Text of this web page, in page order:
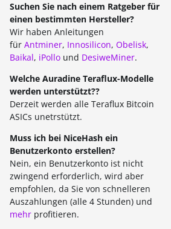
Suchen Sie nach einem Ratgeber für
einen bestimmten Hersteller?
Wir haben Anleitungen
für Antminer, Innosilicon, Obelisk,
Baikal, iPollo und DesiweMiner.
Welche Auradine Teraflux-Modelle
werden unterstützt??
Derzeit werden alle Teraflux Bitcoin
ASICs unetrstützt.
Muss ich bei NiceHash ein
Benutzerkonto erstellen?
Nein, ein Benutzerkonto ist nicht
zwingend erforderlich, wird aber
empfohlen, da Sie von schnelleren
Auszahlungen (alle 4 Stunden) und
mehr profitieren.